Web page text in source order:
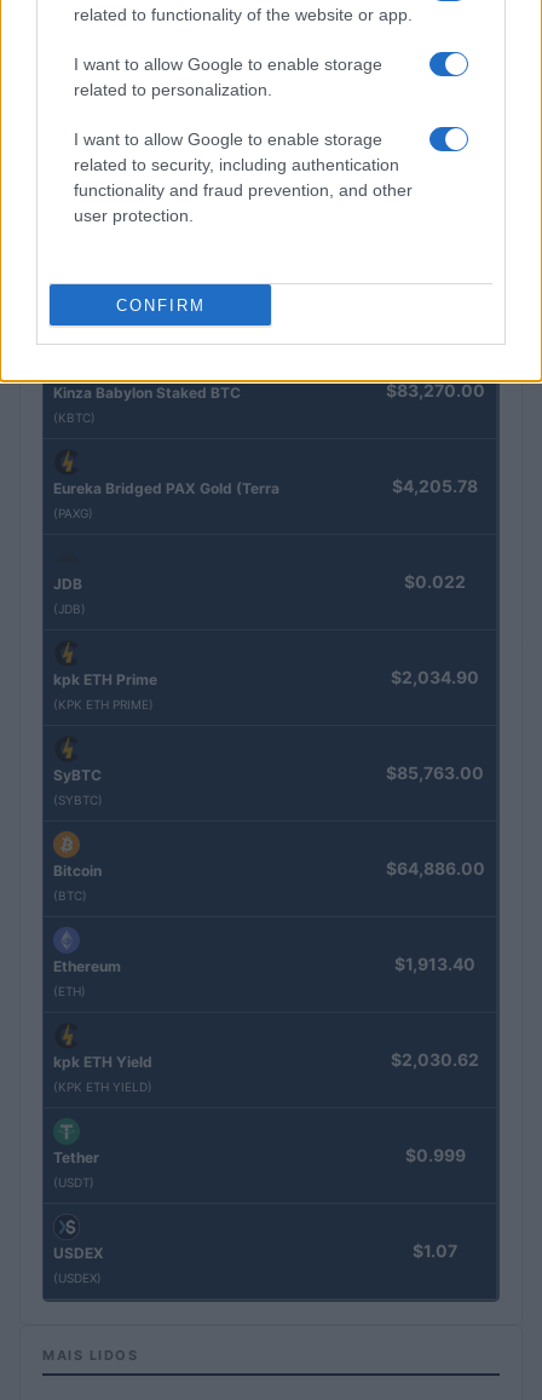
related to functionality of the website or app.
I want to allow Google to enable storage
related to personalization.
I want to allow Google to enable storage
related to security, including authentication
functionality and fraud prevention, and other
user protection.
CONFIRM
em 2026
Bruno Costa · 5 ago 2026
Kinza Babylon Staked BTC
(KBTC)
$83,270.00
Eureka Bridged PAX Gold (Terra
(PAXG)
$4,205.78
JDB
(JDB)
$0.022
kpk ETH Prime
(KPK ETH PRIME)
$2,034.90
SyBTC
(SYBTC)
$85,763.00
Bitcoin
(BTC)
$64,886.00
Ethereum
(ETH)
$1,913.40
kpk ETH Yield
(KPK ETH YIELD)
$2,030.62
Tether
(USDT)
$0.999
USDEX
(USDEX)
$1.07
MAIS LIDOS